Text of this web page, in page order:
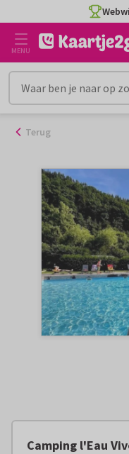
naar
inhoud
MENU
Terug
Camping l'Eau